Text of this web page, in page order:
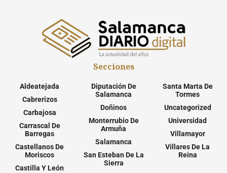
Secciones
Aldeatejada
Cabrerizos
Carbajosa
Carrascal De
Barregas
Castellanos De
Moriscos
Castilla Y León
Diputación De
Salamanca
Doñinos
Monterrubio De
Armuña
Salamanca
San Esteban De La
Sierra
Santa Marta De
Tormes
Uncategorized
Universidad
Villamayor
Villares De La
Reina